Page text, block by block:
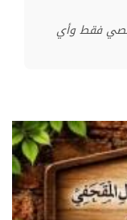
فقط وأي